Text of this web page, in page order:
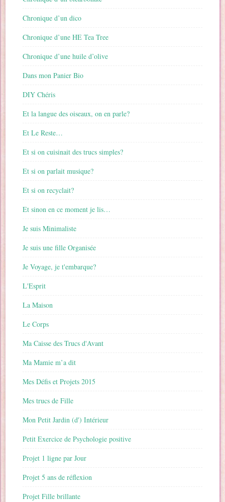
Chronique d’un dico
Chronique d’une HE Tea Tree
Chronique d’une huile d’olive
Dans mon Panier Bio
DIY Chéris
Et la langue des oiseaux, on en parle?
Et Le Reste…
Et si on cuisinait des trucs simples?
Et si on parlait musique?
Et si on recyclait?
Et sinon en ce moment je lis…
Je suis Minimaliste
Je suis une fille Organisée
Je Voyage, je t'embarque?
L'Esprit
La Maison
Le Corps
Ma Caisse des Trucs d'Avant
Ma Mamie m’a dit
Mes Défis et Projets 2015
Mes trucs de Fille
Mon Petit Jardin (d') Intérieur
Petit Exercice de Psychologie positive
Projet 1 ligne par Jour
Projet 5 ans de réflexion
Projet Fille brillante